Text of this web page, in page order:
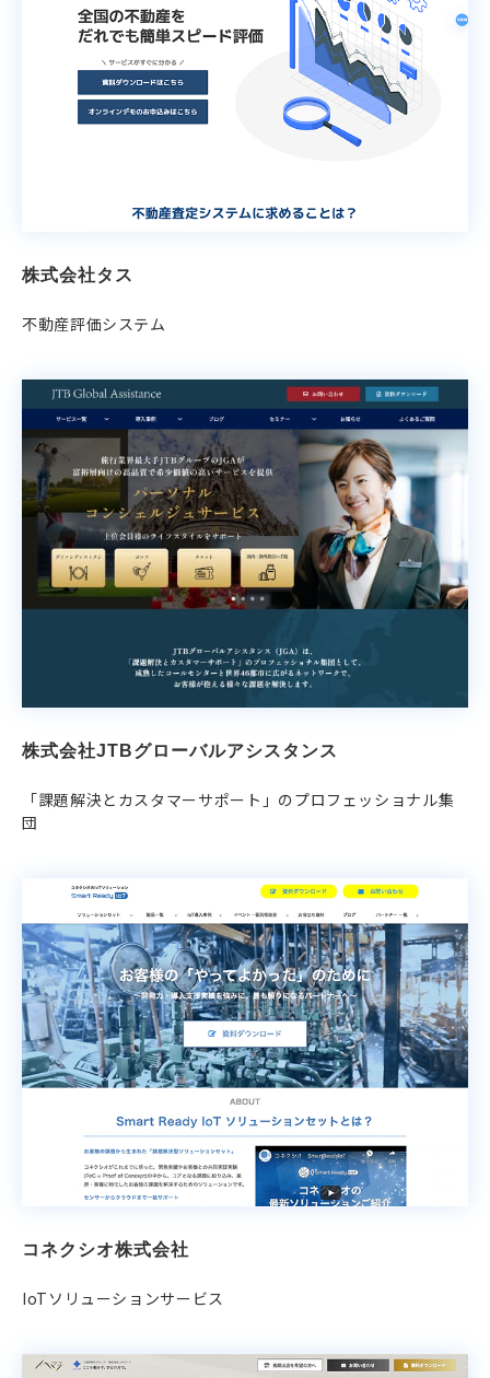
株式会社タス
不動産評価システム
株式会社JTBグローバルアシスタンス
「課題解決とカスタマーサポート」のプロフェッショナル集
団
コネクシオ株式会社
IoTソリューションサービス